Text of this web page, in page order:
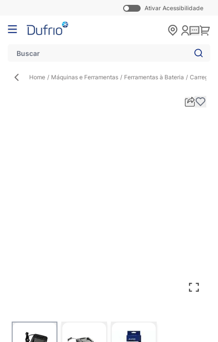
Ativar Acessibilidade
Pular para o conteúdo
Home / Máquinas e Ferramentas / Ferramentas à Bateria /